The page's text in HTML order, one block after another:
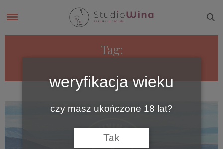
Tag:
weryfikacja wieku
czy masz ukończone 18 lat?
Tak